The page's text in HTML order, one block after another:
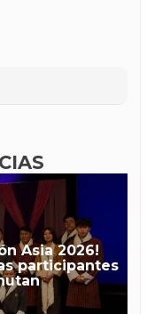
Asia 2026!
participantes